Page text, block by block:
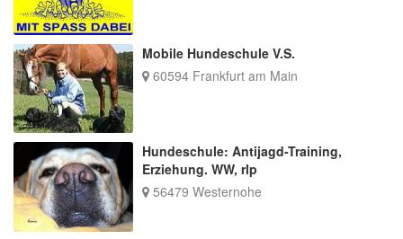
Mobile Hundeschule V.S.
60594 Frankfurt am Main
Hundeschule: Antijagd-Training,
Erziehung. WW, rlp
56479 Westernohe